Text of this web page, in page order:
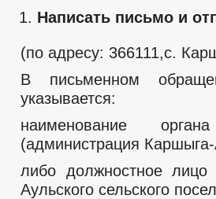
Написать письмо и
(по адресу: 366111,с.
В письменном
указывается:
наименование
(администрация Каршыга-
либо должностное лицо
Аульского сельского